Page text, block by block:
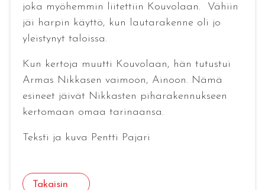
joka myöhemmin liitettiin Kouvolaan. Vähiin
jäi harpin käyttö, kun lautarakenne oli jo
yleistynyt taloissa.
Kun kertoja muutti Kouvolaan, hän tutustui
Armas Nikkasen vaimoon, Ainoon. Nämä
esineet jäivät Nikkasten piharakennukseen
kertomaan omaa tarinaansa.
Teksti ja kuva Pentti Pajari
Takaisin